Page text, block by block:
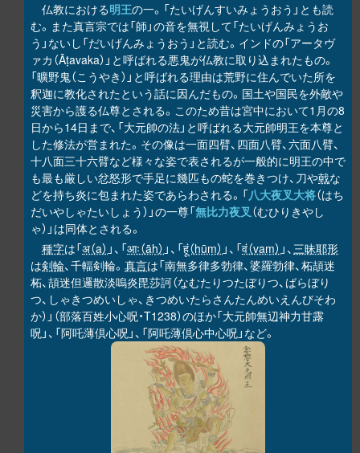
仏教における明王の一。「たいげんすいみょうおう」とも読
む。また真言宗では「師」の音を無視して「たいげんみょうお
う」ないし「だいげんみょうおう」と読む。インドの「アータヴ
ァカ（Āṭavaka）」と呼ばれる悪鬼が仏教に取り込まれたもの。
「曠野鬼（こうやき）」と呼ばれる理由は荒野に住んでいた所を
釈迦に教化されたという話に因んだもの。国土や国民を外敵や
災害から護る仏尊とされる。このため昔は宮中において1月の8
日から14日まで、「大元帥の法」と呼ばれる大元帥明王を本尊と
した修法が営まれた。その像は一面四臂、四面八臂、六面八臂、
十八面三十六臂など様々な姿で表されるが一般的に明王の中で
も最も厳しい忿怒形で手足に幾匹もの蛇を巻きつけ、刀や戟な
どを持ち炎に包まれた姿であらわされる。「八大夜叉大将（はち
だいやしゃたいしょう）」の一尊「無比力夜叉（むひりきやし
ゃ）」は同体とされる。
種字は「अ（a） 」、「आः（āḥ） 」、「हूं（hūṃ） 」、「वं（vaṃ） 」、三昧耶形
は剣輪、千輻剣輪。 真言は「南無多律多勃律、婆羅勃律、柘頡迷
柘、頡迷但邏散淡嗚炎毘莎訶（なむたりつたぼりつ、ばらぼり
つ、しゃきつめいしゃ、きつめいたらさんたんめいえんびそわ
か）」（部落百姓小心呪・T1238）のほか「大元帥無辺神力甘露
呪」、「阿吒薄倶心呪」、「阿吒薄倶心中心呪」など。